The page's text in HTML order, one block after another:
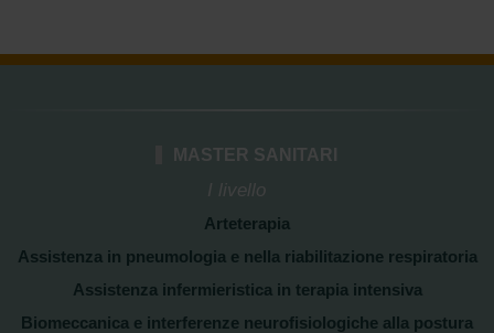
MASTER SANITARI
I livello
Arteterapia
Assistenza in pneumologia e nella riabilitazione respiratoria
Assistenza infermieristica in terapia intensiva
Biomeccanica e interferenze neurofisiologiche alla postura